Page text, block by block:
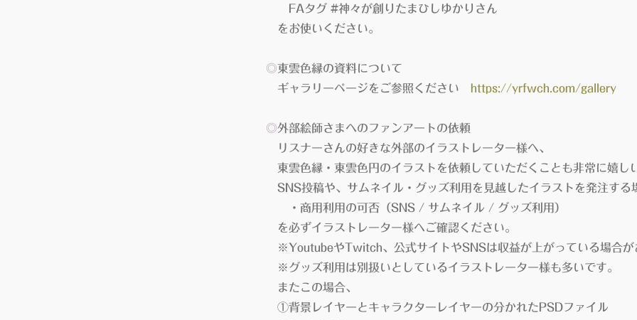
FAタグ #神々が創りたまひしゆかりさん
をお使いください。
◎東雲色縁の資料について
ギャラリーページをご参照ください
https://yrfwch.com/gallery
◎外部絵師さまへのファンアートの依頼
リスナーさんの好きな外部のイラストレーター様へ、
東雲色縁・東雲色円のイラストを依頼していただくことも非常に嬉し
SNS投稿や、サムネイル・グッズ利用を見越したイラストを発注する
・商用利用の可否（SNS / サムネイル / グッズ利用）
を必ずイラストレーター様へご確認ください。
※YoutubeやTwitch、公式サイトやSNSは収益が上がっている場合が
※グッズ利用は別扱いとしているイラストレーター様も多いです。
またこの場合、
①背景レイヤーとキャラクターレイヤーの分かれたPSDファイル